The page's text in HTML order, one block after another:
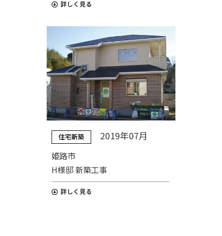
住宅新築 2019年07月
姫路市
H様邸 新築工事